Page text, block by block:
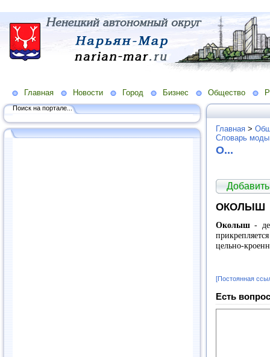
Главная Новости Город Бизнес Общество
Поиск на портале...
Главная >
Словарь
O...
ОКОЛЫШ
Околыш -
цельно-
[Постоянная
Есть